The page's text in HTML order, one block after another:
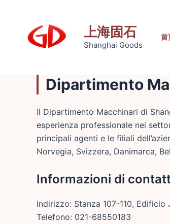
上海固石
Shanghai Goods
首
Dipartimento
Il Dipartimento Macchinari di
esperienza professionale nei
principali agenti e le filiali
Norvegia, Svizzera, Danimarca,
Informazioni di
Indirizzo: Stanza 107-110,
Telefono: 021-68550183